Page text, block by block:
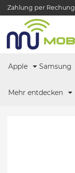
Zahlung per Rechung
Apple Samsung
Mehr entdecken